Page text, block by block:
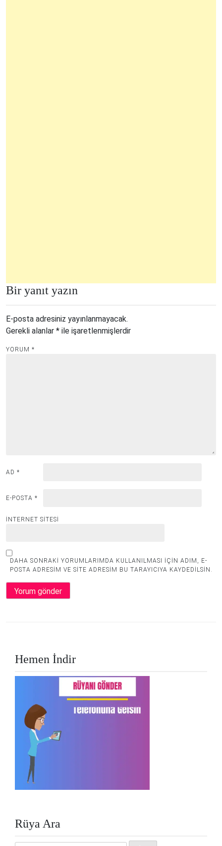
Bir yanıt yazın
E-posta adresiniz yayınlanmayacak.
Gerekli alanlar * ile işaretlenmişlerdir
YORUM *
AD *
E-POSTA *
İNTERNET SITESI
DAHA SONRAKI YORUMLARIMDA KULLANILMASI IÇIN ADIM, E-
POSTA ADRESIM VE SITE ADRESIM BU TARAYICIYA KAYDEDILSIN.
Hemen İndir
Rüya Ara